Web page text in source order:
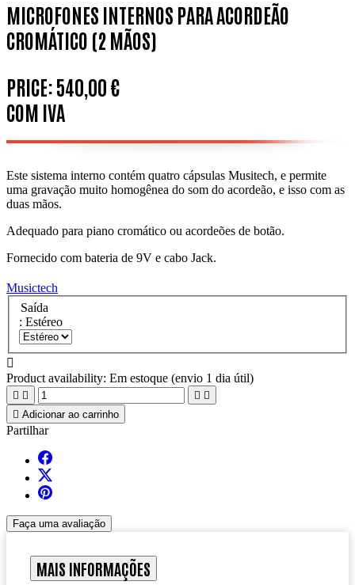
MICROFONES INTERNOS PARA ACORDEÃO
CROMÁTICO (2 MÃOS)
PRICE:540,00 €
COM IVA
Este sistema interno contém quatro cápsulas Musitech, e permite
uma gravação muito homogênea do som do acordeão, e isso com as
duas mãos.
Adequado para piano cromático ou acordeões de botão.
Fornecido com bateria de 9V e cabo Jack.
Musictech
Saída
: Estéreo

Product availability: Em estoque (envio 1 dia útil)
   
 Adicionar ao carrinho
Partilhar
Faça uma avaliação
MAIS INFORMAÇÕES